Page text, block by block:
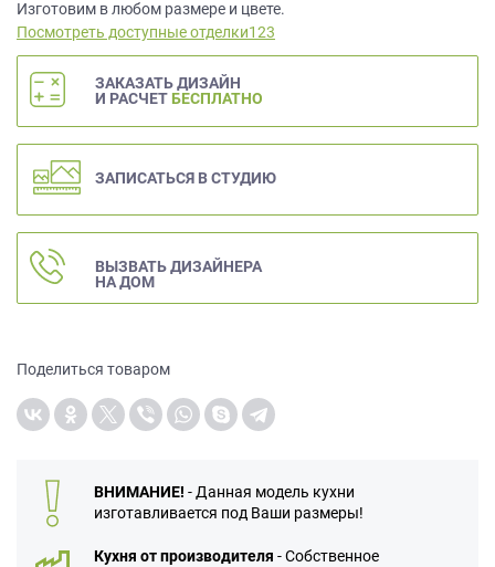
Изготовим в любом размере и цвете.
Посмотреть доступные отделки123
ЗАКАЗАТЬ ДИЗАЙН
И РАСЧЕТ БЕСПЛАТНО
ЗАПИСАТЬСЯ В СТУДИЮ
ВЫЗВАТЬ ДИЗАЙНЕРА
НА ДОМ
Поделиться товаром
ВНИМАНИЕ! - Данная модель кухни
изготавливается под Ваши размеры!
Кухня от производителя - Собственное
данных.